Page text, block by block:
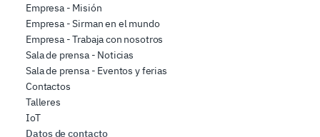
Empresa - Misión
Empresa - Sirman en el mundo
Empresa - Trabaja con nosotros
Sala de prensa - Noticias
Sala de prensa - Eventos y ferias
Contactos
Talleres
IoT
Datos de contacto